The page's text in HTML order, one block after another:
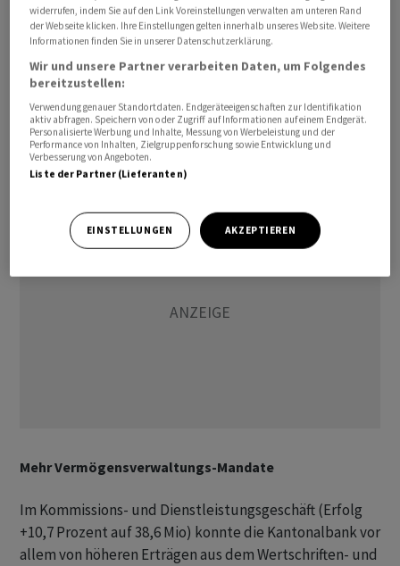
Umfeld sinkender Zinsen habe das aktive
Zinsmanagement zu dem Erfolg beigetragen, heisst es.
Die Kundenausleihungen stiegen in der Berichtsperiode
laut der Mitteilung «weiterhin Spielraum für
Wachstum». Auf Jahresbasis strebt die LUKB hier ein
Plus von 3,5 bis 5,5 Prozent an.
Mehr Vermögensverwaltungs-Mandate
Im Kommissions- und Dienstleistungsgeschäft (Erfolg
+10,7 Prozent auf 38,6 Mio) konnte die Kantonalbank vor
allem von höheren Erträgen aus dem Wertschriften- und
widerrufen, indem Sie auf den Link Voreinstellungen verwalten am unteren Rand
der Webseite klicken. Ihre Einstellungen gelten innerhalb unseres Website. Weitere
Informationen finden Sie in unserer Datenschutzerklärung.
Wir und unsere Partner verarbeiten Daten, um Folgendes
bereitzustellen:
Verwendung genauer Standortdaten. Endgeräteeigenschaften zur Identifikation
aktiv abfragen. Speichern von oder Zugriff auf Informationen auf einem Endgerät.
Personalisierte Werbung und Inhalte, Messung von Werbeleistung und der
Performance von Inhalten, Zielgruppenforschung sowie Entwicklung und
Verbesserung von Angeboten.
Liste der Partner (Lieferanten)
EINSTELLUNGEN AKZEPTIEREN